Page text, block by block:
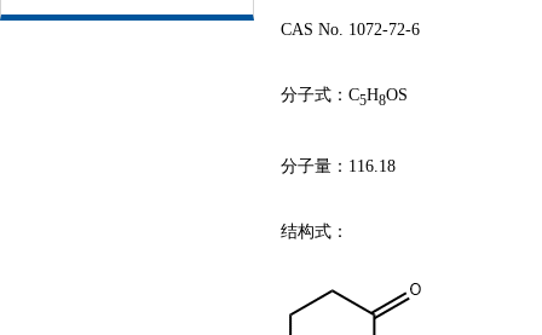
CAS No. 1072-72-6
分子式： C5H8OS
分子量： 116.18
结构式：